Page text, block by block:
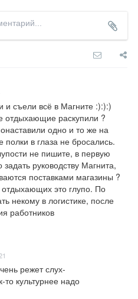
съели всё в Магните :):):)
отдыхающие раскупили ?
одно и то же на
полки в глаза не бросались.
не пишите, в первую
руководству Магнита,
поставками магазины ?
это глупо. По
некому в логистике, после
работников
режет слух-
культурнее надо